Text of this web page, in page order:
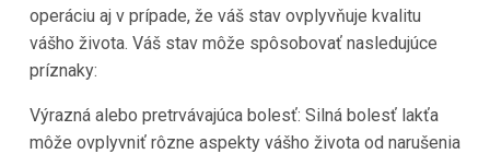
operáciu aj v prípade, že váš stav ovplyvňuje kvalitu
vášho života. Váš stav môže spôsobovať nasledujúce
príznaky:
Výrazná alebo pretrvávajúca bolesť: Silná bolesť lakťa
môže ovplyvniť rôzne aspekty vášho života od narušenia